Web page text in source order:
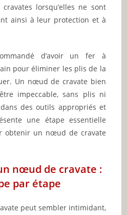
lorsqu’elles ne sont
ainsi à leur protection et à
d’avoir un fer à
pour éliminer les plis de la
Un nœud de cravate bien
impeccable, sans plis ni
des outils appropriés et
une étape essentielle
obtenir un nœud de cravate
nœud de cravate :
par étape
peut sembler intimidant,